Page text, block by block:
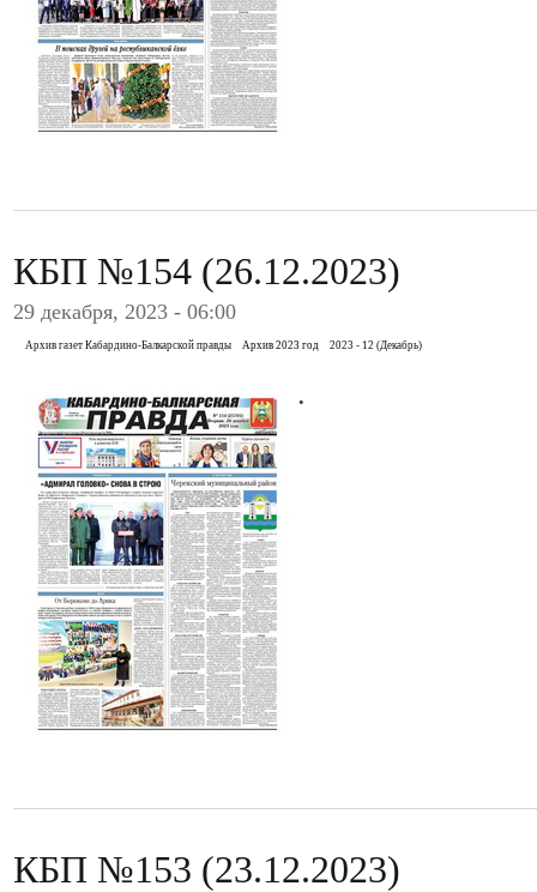
КБП №154 (26.12.2023)
29 декабря, 2023 - 06:00
Архив газет Кабардино-Балкарской правды Архив 2023 год 2023 - 12 (Декабрь)
.
КБП №153 (23.12.2023)